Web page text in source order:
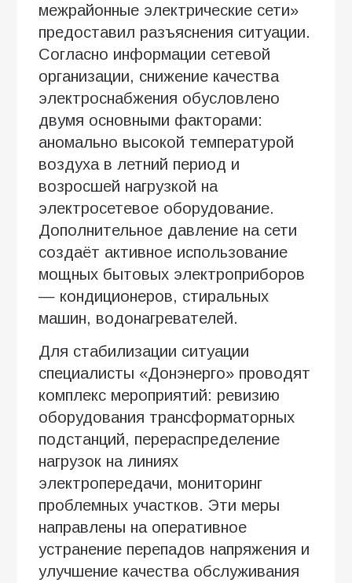
межрайонные электрические сети»
предоставил разъяснения ситуации.
Согласно информации сетевой
организации, снижение качества
электроснабжения обусловлено
двумя основными факторами:
аномально высокой температурой
воздуха в летний период и
возросшей нагрузкой на
электросетевое оборудование.
Дополнительное давление на сети
создаёт активное использование
мощных бытовых электроприборов
— кондиционеров, стиральных
машин, водонагревателей.
Для стабилизации ситуации
специалисты «Донэнерго» проводят
комплекс мероприятий: ревизию
оборудования трансформаторных
подстанций, перераспределение
нагрузок на линиях
электропередачи, мониторинг
проблемных участков. Эти меры
направлены на оперативное
устранение перепадов напряжения и
улучшение качества обслуживания